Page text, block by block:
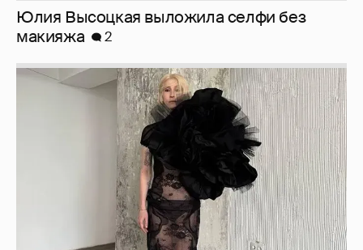
Юлия Высоцкая выложила селфи без
макияжа
2